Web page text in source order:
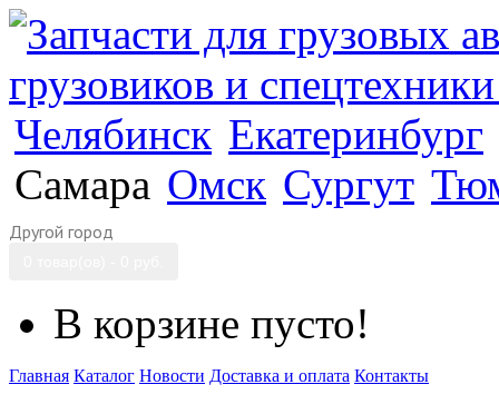
Челябинск Екатеринбург
Самара Омск Сургут
Другой город
В корзине пусто!
Главная Каталог Новости Доставка и оплата Контакты